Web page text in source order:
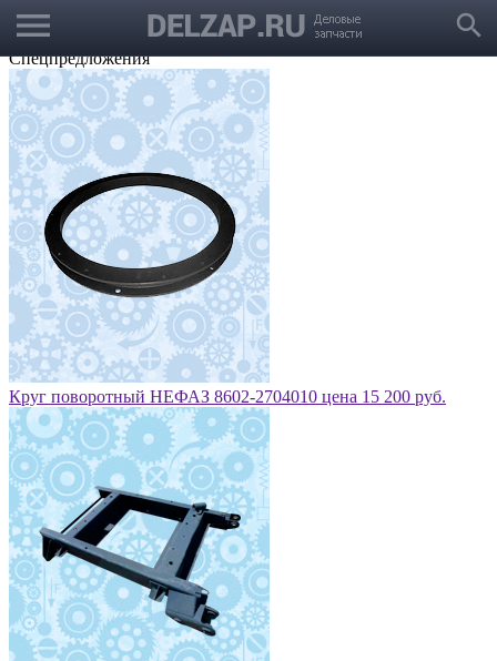
menu search
Выбрать город
Корзина
Заказать звонок
Спецпредложения
Круг поворотный НЕФАЗ 8602-2704010 цена 15 200 руб.